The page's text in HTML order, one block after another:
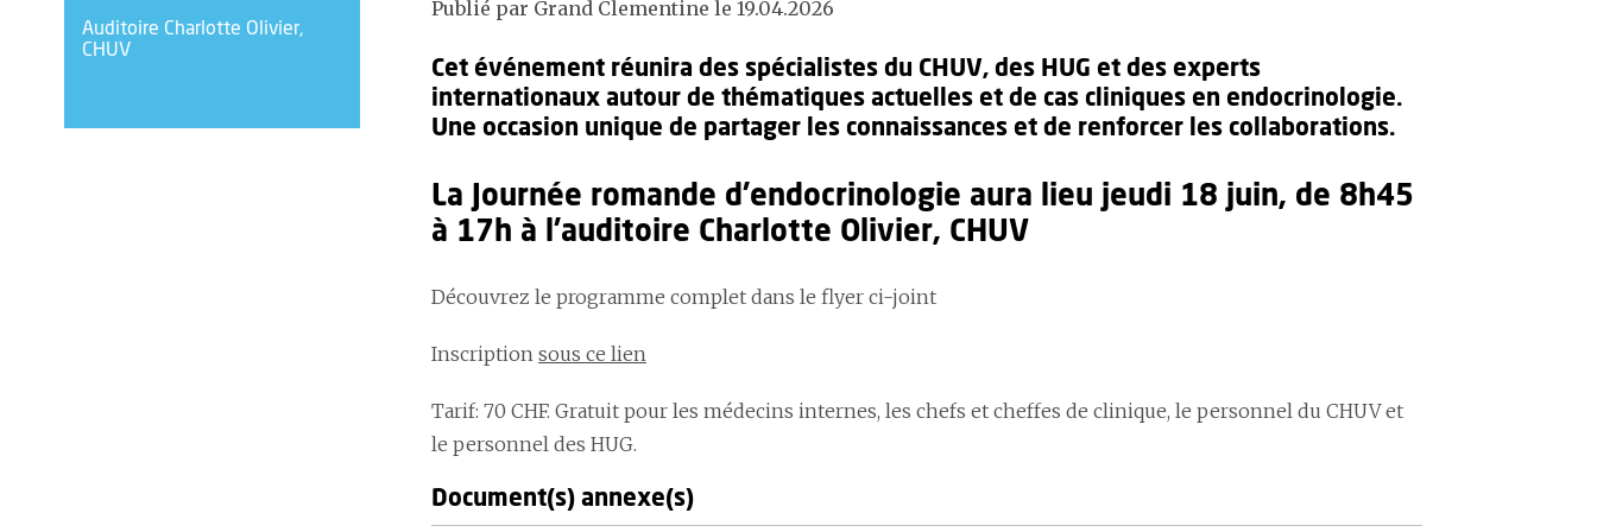
Auditoire Charlotte Olivier,
CHUV
Publié par Grand Clementine le 19.04.2026
Cet événement réunira des spécialistes du CHUV, des HUG et des experts
internationaux autour de thématiques actuelles et de cas cliniques en endocrinologie.
Une occasion unique de partager les connaissances et de renforcer les collaborations.
La Journée romande d'endocrinologie aura lieu jeudi 18 juin, de 8h45
à 17h à l'auditoire Charlotte Olivier, CHUV
Découvrez le programme complet dans le flyer ci-joint
Inscription sous ce lien
Tarif: 70 CHF. Gratuit pour les médecins internes, les chefs et cheffes de clinique, le personnel du CHUV et
le personnel des HUG.
Document(s) annexe(s)